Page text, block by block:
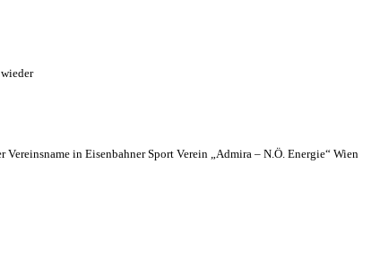
in Eisenbahner Sport Verein „Admira – N.Ö. Energie“ Wien